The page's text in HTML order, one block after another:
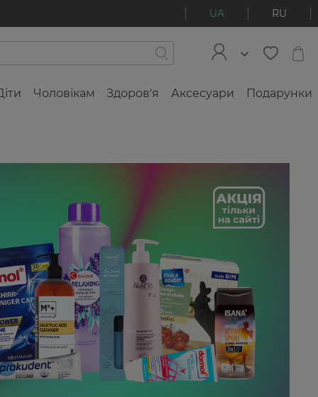
UA RU
Чоловікам Здоров'я Аксесуари Подарунки